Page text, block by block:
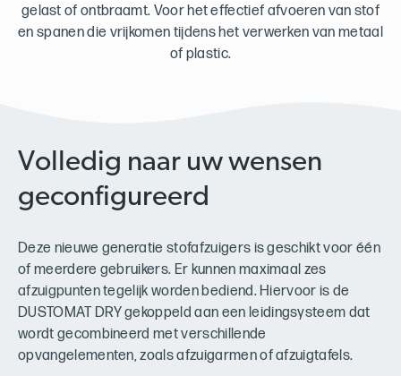
gelast of ontbraamt. Voor het effectief afvoeren van stof
en spanen die vrijkomen tijdens het verwerken van metaal
of plastic.
Volledig naar uw wensen
geconfigureerd
Deze nieuwe generatie stofafzuigers is geschikt voor één
of meerdere gebruikers. Er kunnen maximaal zes
afzuigpunten tegelijk worden bediend. Hiervoor is de
DUSTOMAT DRY gekoppeld aan een leidingsysteem dat
wordt gecombineerd met verschillende
opvangelementen, zoals afzuigarmen of afzuigtafels.